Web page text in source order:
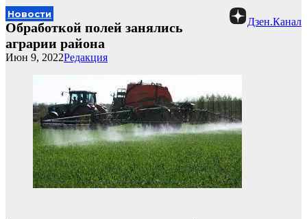
Новости
Дзен.Канал
Обработкой полей занялись
аграрии района
Редакция
Июн 9, 2022